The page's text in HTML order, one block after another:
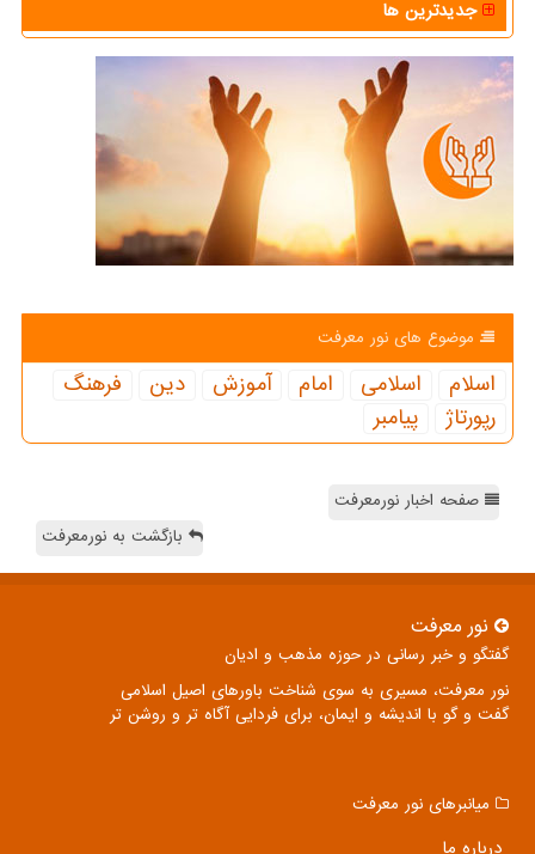
جدیدترین ها
موضوع های نور معرفت
اسلام اسلامی امام آموزش دین
فرهنگ
رپورتاژ
پیامبر
صفحه اخبار نورمعرفت
بازگشت به نورمعرفت
نور معرفت
گفتگو و خبر رسانی در حوزه مذهب و ادیان
نور معرفت، مسیری به سوی شناخت باورهای اصیل اسلامی
گفت و گو با اندیشه و ایمان، برای فردایی آگاه تر و روشن تر
میانبرهای نور معرفت
درباره ما